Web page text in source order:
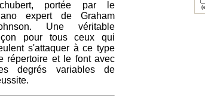
portée par le
expert de Graham
Une véritable
pour tous ceux qui
s'attaquer à ce type
répertoire et le font avec
degrés variables de